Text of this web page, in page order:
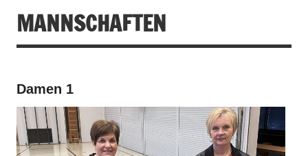
MANNSCHAFTEN
Damen 1